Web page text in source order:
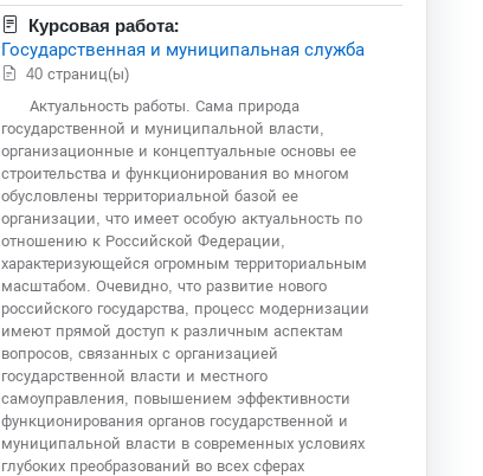
Курсовая работа:
Государственная и муниципальная служба
40 страниц(ы)
Актуальность работы. Сама природа
государственной и муниципальной власти,
организационные и концептуальные основы ее
строительства и функционирования во многом
обусловлены территориальной базой ее
организации, что имеет особую актуальность по
отношению к Российской Федерации,
характеризующейся огромным территориальным
масштабом. Очевидно, что развитие нового
российского государства, процесс модернизации
имеют прямой доступ к различным аспектам
вопросов, связанных с организацией
государственной власти и местного
самоуправления, повышением эффективности
функционирования органов государственной и
муниципальной власти в современных условиях
глубоких преобразований во всех сферах